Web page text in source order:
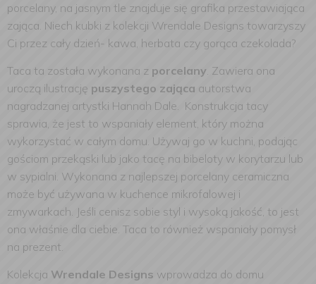
porcelany, na jasnym tle znajduje się grafika przestawiająca
zająca. Niech kubki z kolekcji Wrendale Designs towarzyszy
Ci przez cały dzień- kawa, herbata czy gorąca czekolada?
Taca ta została wykonana z porcelany. Zawiera ona
uroczą ilustrację puszystego zająca autorstwa
nagradzanej artystki Hannah Dale. Konstrukcja tacy
sprawia, że ​​jest to wspaniały element, który można
wykorzystać w całym domu. Używaj go w kuchni, podając
gościom przekąski lub jako tacę na bibeloty w korytarzu lub
w sypialni. Wykonana z najlepszej porcelany ceramiczna
może być używana w kuchence mikrofalowej i
zmywarkach. Jeśli cenisz sobie styl i wysoką jakość, to jest
ona właśnie dla ciebie. Taca to również wspaniały pomysł
na prezent.
Kolekcja Wrendale Designs wprowadza do domu